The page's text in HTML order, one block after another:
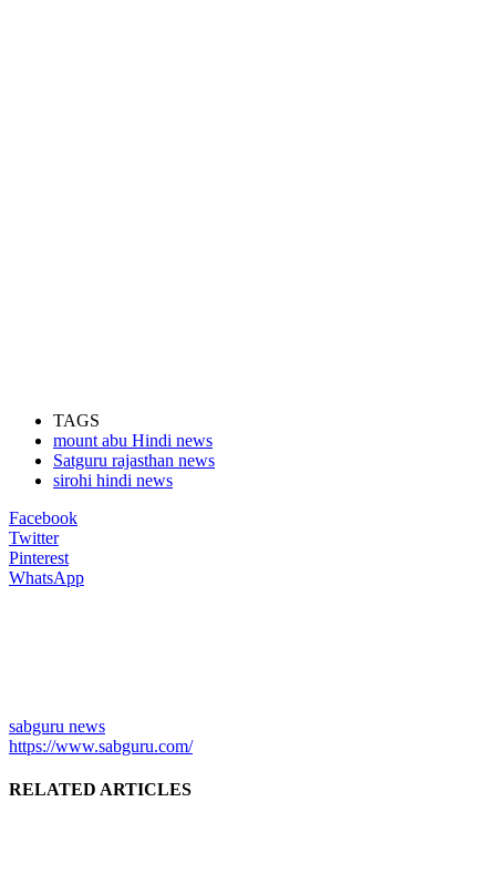
TAGS
mount abu Hindi news
Satguru rajasthan news
sirohi hindi news
Facebook
Twitter
Pinterest
WhatsApp
sabguru news
https://www.sabguru.com/
RELATED ARTICLES